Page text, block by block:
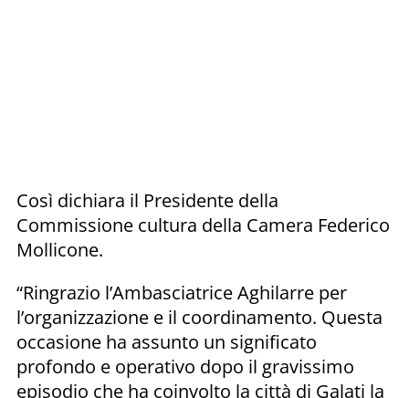
Così dichiara il Presidente della
Commissione cultura della Camera Federico
Mollicone.
“Ringrazio l’Ambasciatrice Aghilarre per
l’organizzazione e il coordinamento. Questa
occasione ha assunto un significato
profondo e operativo dopo il gravissimo
episodio che ha coinvolto la città di Galati la